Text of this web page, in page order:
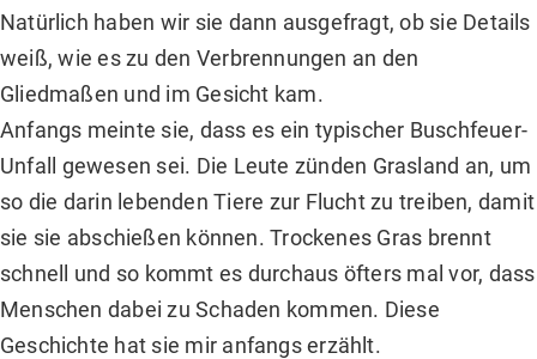
Natürlich haben wir sie dann ausgefragt, ob sie Details
weiß, wie es zu den Verbrennungen an den
Gliedmaßen und im Gesicht kam.
Anfangs meinte sie, dass es ein typischer Buschfeuer-
Unfall gewesen sei. Die Leute zünden Grasland an, um
so die darin lebenden Tiere zur Flucht zu treiben, damit
sie sie abschießen können. Trockenes Gras brennt
schnell und so kommt es durchaus öfters mal vor, dass
Menschen dabei zu Schaden kommen. Diese
Geschichte hat sie mir anfangs erzählt.